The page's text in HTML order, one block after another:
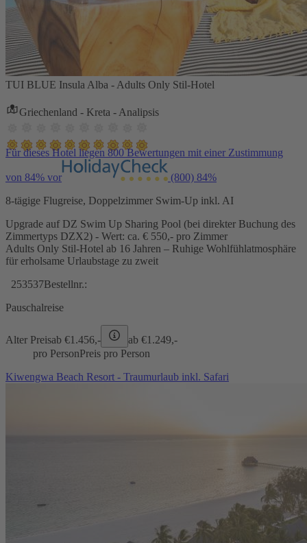
TUI BLUE Insula Alba - Adults Only Stil-Hotel
Griechenland - Kreta - Analipsis
Für dieses Hotel liegen 800 Bewertungen mit einer Zustimmung
von 84% vor (800) 84%
8-tägige Flugreise, Doppelzimmer Swim-Up inkl. AI
Upgrade auf DZ Swim Up Sharing Pool (bei direkter Buchung des
Zimmertyps DZX2) - Wert: ca. € 550,- pro Zimmer
Adults Only Stil-Hotel ab 16 Jahren – Ruhige Wohlfühlatmosphäre
für erholsame Urlaubstage zu zweit
253537Bestellnr.:
Pauschalreise
Alter Preisab €1.456,- ab €1.249,-
pro PersonPreis pro Person
Kiwengwa Beach Resort - Traumurlaub inkl. Safari